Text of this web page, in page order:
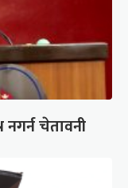
नगर्न चेतावनी